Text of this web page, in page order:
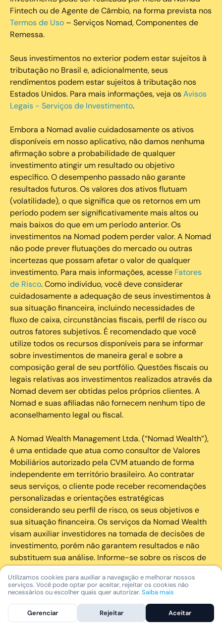
Fintech ou de Agente de Câmbio, na forma prevista nos
Termos de Uso – Serviços Nomad, Componentes de
Remessa.
Seus investimentos no exterior podem estar sujeitos à
tributação no Brasil e, adicionalmente, seus
rendimentos podem estar sujeitos à tributação nos
Estados Unidos. Para mais informações, veja osAvisos
Legais - Serviços de Investimento.
Embora a Nomad avalie cuidadosamente os ativos
disponíveis em nosso aplicativo, não damos nenhuma
afirmação sobre a probabilidade de qualquer
investimento atingir um resultado ou objetivo
específico. O desempenho passado não garante
resultados futuros. Os valores dos ativos flutuam
(volatilidade), o que significa que os retornos em um
período podem ser significativamente mais altos ou
mais baixos do que em um período anterior. Os
investimentos na Nomad podem perder valor. A Nomad
não pode prever flutuações do mercado ou outras
incertezas que possam afetar o valor de qualquer
investimento. Para mais informações, acesse Fatores
de Risco. Como indivíduo, você deve considerar
cuidadosamente a adequação de seus investimentos à
sua situação financeira, incluindo necessidades de
fluxo de caixa, circunstâncias fiscais, perfil de risco ou
outros fatores subjetivos. É recomendado que você
utilize todos os recursos disponíveis para se informar
sobre investimentos de maneira geral e sobre a
composição geral de seu portfólio. Questões fiscais ou
legais relativas aos investimentos realizados através da
Nomad devem ser obtidas pelos próprios clientes. A
Nomad e suas afiliadas não fornecem nenhum tipo de
aconselhamento legal ou fiscal.
A Nomad Wealth Management Ltda. (“Nomad Wealth”),
é uma entidade que atua como consultor de Valores
Mobiliários autorizado pela CVM atuando de forma
independente em território brasileiro. Ao contratar
seus serviços, o cliente pode receber recomendações
personalizadas e orientações estratégicas
considerando seu perfil de risco, os seus objetivos e
sua situação financeira. Os serviços da Nomad Wealth
visam auxiliar investidores na tomada de decisões de
investimento, porém não garantem resultados e não
substituem sua análise. Informe-se sobre os riscos de
cada investimento e invista com responsabilidade.
As marcas registradas, logotipos e marcas de serviço
que aparecem nos Serviços, incluindo, mas não se
limitando à marca registrada “Nomad” são marcas
Utilizamos cookies para auxiliar a navegação e melhorar nossos
serviços. Você pode optar por aceitar, rejeitar os cookies não
necessários ou escolher quais quer autorizar. Saiba mais
Gerenciar Rejeitar Aceitar